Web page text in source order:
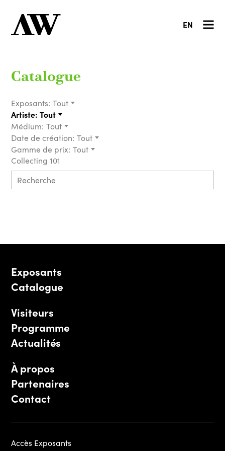
EN
Catalogue
Exposants: Tout
Artiste: Tout
Médium: Tout
Date de création: Tout
Gamme de prix: Tout
Collecting 101
Exposants
Catalogue
Visiteurs
Programme
Actualités
À propos
Partenaires
Contact
Accès Exposants